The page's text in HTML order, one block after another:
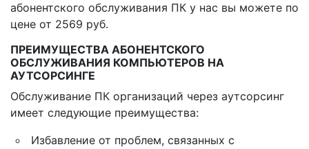
абонентского обслуживания ПК у нас вы можете по
цене от 2569 руб.
ПРЕИМУЩЕСТВА АБОНЕНТСКОГО
ОБСЛУЖИВАНИЯ КОМПЬЮТЕРОВ НА
АУТСОРСИНГЕ
Обслуживание ПК организаций через аутсорсинг
имеет следующие преимущества:
Избавление от проблем, связанных с